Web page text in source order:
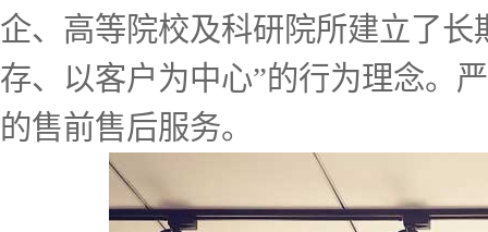
企、高等院校及科研院所建立了
存、以客户为中心”的行为理念。
的售前售后服务。